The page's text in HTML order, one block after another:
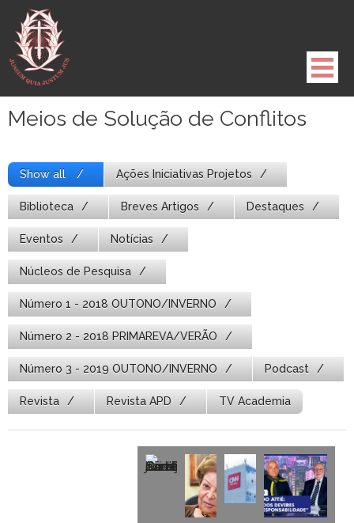
para
conteúdo
Meios de Solução de Conflitos
Show all Ações Iniciativas Projetos
Biblioteca Breves Artigos Destaques
Eventos Notícias
Núcleos de Pesquisa
Número 1 - 2018 OUTONO/INVERNO
Número 2 - 2018 PRIMAREVA/VERÃO
Número 3 - 2019 OUTONO/INVERNO Podcast
Revista Revista APD TV Academia